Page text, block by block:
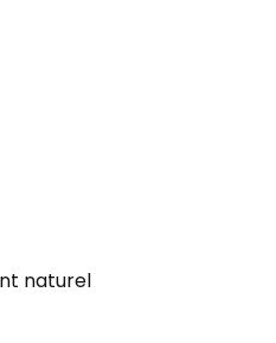
naturel